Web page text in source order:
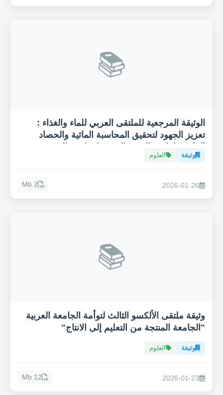
📚
الوثيقة المرجعية للملتقى العربي للماء والغذاء :
تعزيز الجهود لتحقيق المحاسبة المائية والحصاد
المناخي
وثيقة العلوم
2026-01-26
2 Mb
📚
وثيقة ملتقى الألكسو الثالث لتوأمة الجامعة العربية
"الجامعة المنتجة من التعليم إلى الانتاج"
وثيقة العلوم
2026-01-23
12 Mb